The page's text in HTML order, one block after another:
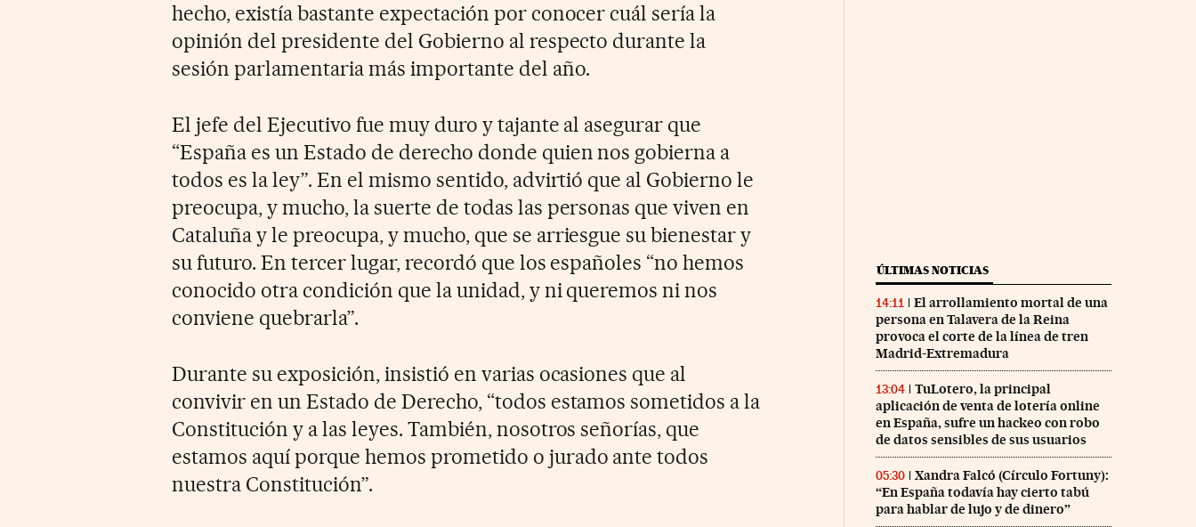
hecho, existía bastante expectación por conocer cuál sería la
opinión del presidente del Gobierno al respecto durante la
sesión parlamentaria más importante del año.
El jefe del Ejecutivo fue muy duro y tajante al asegurar que
“España es un Estado de derecho donde quien nos gobierna a
todos es la ley”. En el mismo sentido, advirtió que al Gobierno le
preocupa, y mucho, la suerte de todas las personas que viven en
Cataluña y le preocupa, y mucho, que se arriesgue su bienestar y
su futuro. En tercer lugar, recordó que los españoles “no hemos
conocido otra condición que la unidad, y ni queremos ni nos
conviene quebrarla”.
Durante su exposición, insistió en varias ocasiones que al
convivir en un Estado de Derecho, “todos estamos sometidos a la
Constitución y a las leyes. También, nosotros señorías, que
estamos aquí porque hemos prometido o jurado ante todos
nuestra Constitución”.
ÚLTIMAS NOTICIAS
14:11
El arrollamiento mortal de una
persona en Talavera de la Reina
provoca el corte de la línea de tren
Madrid-Extremadura
13:04
TuLotero, la principal
aplicación de venta de lotería online
en España, sufre un hackeo con robo
de datos sensibles de sus usuarios
05:30
Xandra Falcó (Círculo Fortuny):
“En España todavía hay cierto tabú
para hablar de lujo y de dinero”